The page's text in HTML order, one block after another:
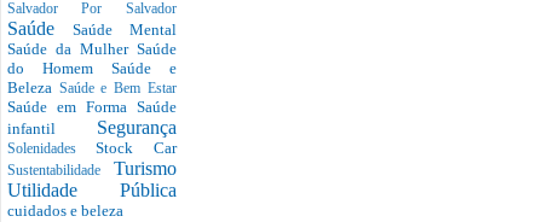
Salvador Por Salvador
Saúde Saúde Mental
Saúde da Mulher Saúde
do Homem Saúde e
Beleza Saúde e Bem Estar
Saúde em Forma Saúde
infantil Segurança
SolenidadesStock Car
Sustentabilidade Turismo
Utilidade Pública
cuidados e beleza